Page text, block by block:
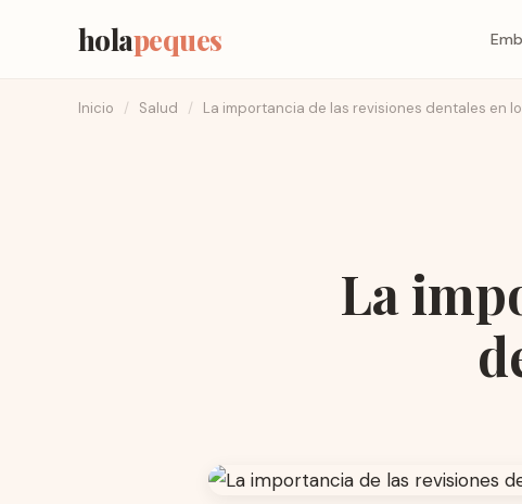
holapeques
Inicio / Salud / La importancia de las revisiones dentales en
La